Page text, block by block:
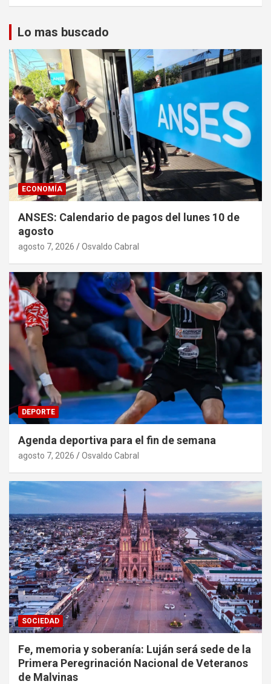
Lo mas buscado
ECONOMÍA
ANSES: Calendario de pagos del lunes 10 de
agosto
agosto 7, 2026 Osvaldo Cabral
DEPORTE
Agenda deportiva para el fin de semana
agosto 7, 2026 Osvaldo Cabral
SOCIEDAD
Fe, memoria y soberanía: Luján será sede de la
Primera Peregrinación Nacional de Veteranos
de Malvinas